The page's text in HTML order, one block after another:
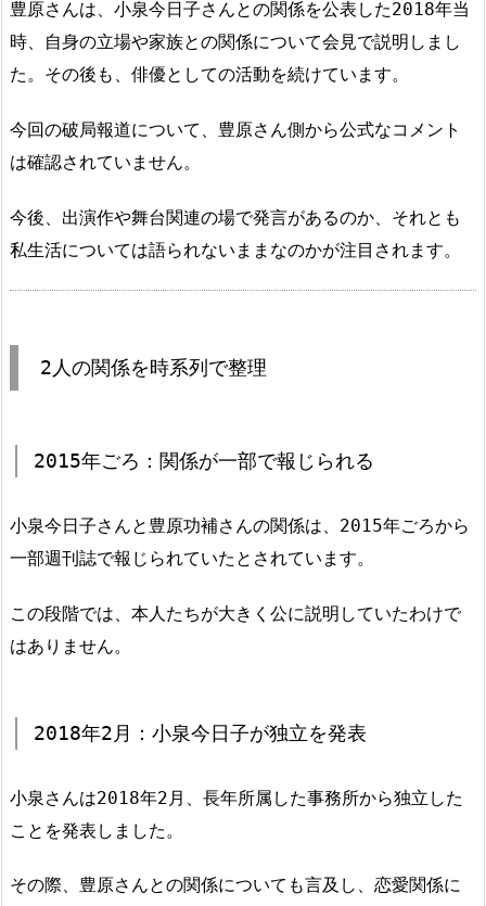
豊原さんは、小泉今日子さんとの関係を公表した2018年当
時、自身の立場や家族との関係について会見で説明しまし
た。その後も、俳優としての活動を続けています。
今回の破局報道について、豊原さん側から公式なコメント
は確認されていません。
今後、出演作や舞台関連の場で発言があるのか、それとも
私生活については語られないままなのかが注目されます。
2人の関係を時系列で整理
2015年ごろ：関係が一部で報じられる
小泉今日子さんと豊原功補さんの関係は、2015年ごろから
一部週刊誌で報じられていたとされています。
この段階では、本人たちが大きく公に説明していたわけで
はありません。
2018年2月：小泉今日子が独立を発表
小泉さんは2018年2月、長年所属した事務所から独立した
ことを発表しました。
その際、豊原さんとの関係についても言及し、恋愛関係に